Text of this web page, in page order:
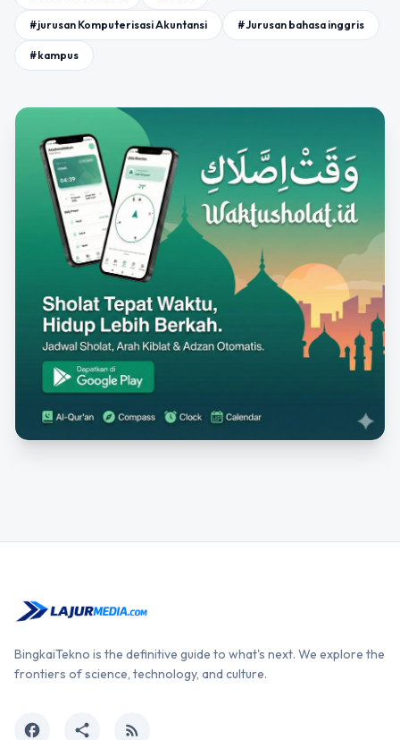
#jurusan Komputerisasi Akuntansi #Jurusan bahasa inggris
#kampus
BingkaiTekno is the definitive guide to what's next. We explore the
frontiers of science, technology, and culture.
facebook share rss_feed